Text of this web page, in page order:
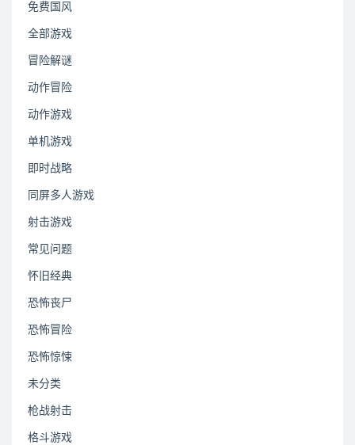
免费国风
全部游戏
冒险解谜
动作冒险
动作游戏
单机游戏
即时战略
同屏多人游戏
射击游戏
常见问题
怀旧经典
恐怖丧尸
恐怖冒险
恐怖惊悚
未分类
枪战射击
格斗游戏